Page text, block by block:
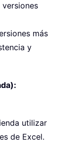
más
y
utilizar
de Excel.